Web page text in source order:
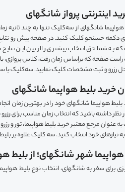
اینترنتی پرواز شانگهای
هواپیما شانگهای از سه‌کلیک تنها به چند
دکمه جستجو کلیک کنید. در صفحه پیش رو نتایج
به شما حق انتخاب بیشتری را از بین این
صفحه که براساس زمان رفت، کلاس پروازی،
رزرو و ثبت مشخصات کلیک نمایید. سه‌کلیک با
خرید بلیط هواپیما شانگهای
بلیط هواپیما شانگهای خود را در بهترین زمان
نظر داشته باشید که انتخاب زمان مناسب برای
عنوان مرجع معتبر خرید بلیط هواپیما، تور و
به نیازهای خود انتخاب کنید. سه کلیک علاوه بر
هواپیما شهر شانگهای؛ از بلیط
برای سفر به شانگهای، انتخاب نوع بلیط